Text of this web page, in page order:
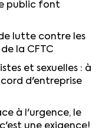
public font
lutte contre les
la CFTC
et sexuelles : à
d'entreprise
à l'urgence, le